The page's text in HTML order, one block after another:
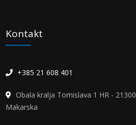
Kontakt
+385 21 608 401
Obala kralja Tomislava 1 HR - 21300
Makarska